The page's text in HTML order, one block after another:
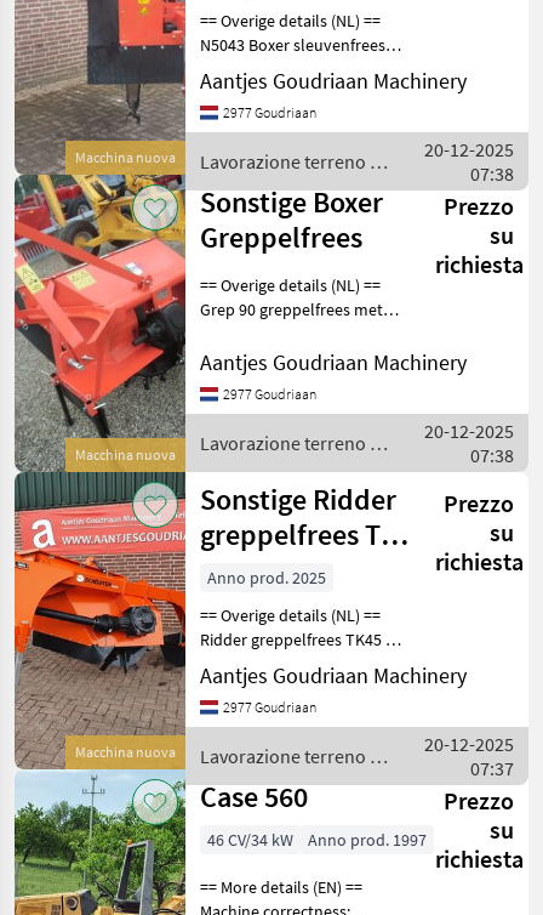
Macchina nuova
== Overige details (NL) ==
N5043 Boxer sleuvenfrees
Gemakkelijk sleuven frezen
door een perceel voor de
afvoer van water. De
mogelijk zonde
Aantjes Goudriaan Machinery
2977 Goudriaan
Lavorazione terreno /
Sonstige
20-12-2025
07:38
Macchina nuova
Sonstige Boxer
Greppelfrees
Prezzo
su
richiesta
== Overige details (NL) ==
Grep 90 greppelfrees met
van greppels voor de af- of
aanvoer van water. Staat:
Nieuw Lavorazione terreno
Aantjes Goudriaan Machinery
2977 Goudriaan
Lavorazione terreno /
Sonstige
20-12-2025
07:38
Macchina nuova
Sonstige Ridder
greppelfrees TK
45
Prezzo
su
richiesta
Anno prod. 2025
== Overige details (NL) ==
Ridder greppelfrees TK45 •
Verstelbare spreidklep •
Verwisselbare messen •
Aftakas met
Aandrijving PTO
Aantjes Goudriaan Machinery
2977 Goudriaan
Lavorazione terreno /
Sonstige
20-12-2025
07:37
Case 560
Prezzo
su
richiesta
46 CV/34 kW Anno prod. 1997
== More details (EN) ==